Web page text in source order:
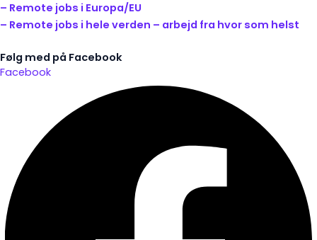
– Remote jobs i Europa/EU
– Remote jobs i hele verden – arbejd fra hvor som helst
Følg med på Facebook
Facebook